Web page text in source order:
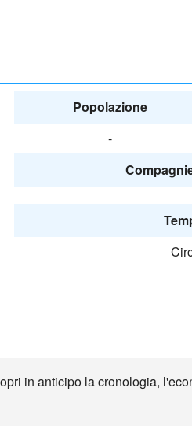
Popolazione
-
in anticipo la cronologia,